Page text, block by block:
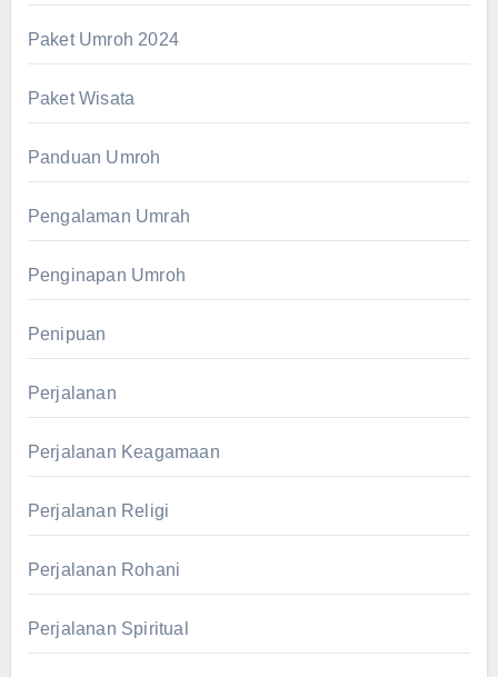
Paket Umroh 2024
Paket Wisata
Panduan Umroh
Pengalaman Umrah
Penginapan Umroh
Penipuan
Perjalanan
Perjalanan Keagamaan
Perjalanan Religi
Perjalanan Rohani
Perjalanan Spiritual